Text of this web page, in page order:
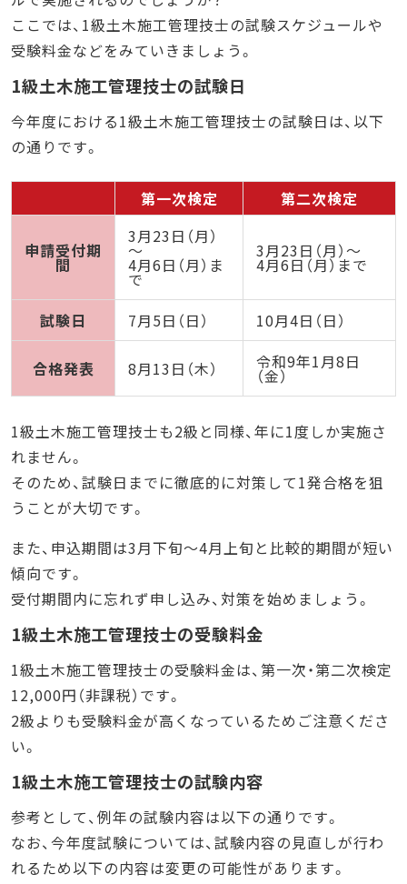
ここでは、1級土木施工管理技士の試験スケジュールや
受験料金などをみていきましょう。
1級土木施工管理技士の試験日
今年度における1級土木施工管理技士の試験日は、以下
の通りです。
第一次検定 第二次検定
申請受付期
間
3月23日（月）
～
4月6日（月）ま
で
3月23日（月）～
4月6日（月）まで
試験日 7月5日（日） 10月4日（日）
合格発表 8月13日（木） 令和9年1月8日
（金）
1級土木施工管理技士も2級と同様、年に1度しか実施さ
れません。
そのため、試験日までに徹底的に対策して1発合格を狙
うことが大切です。
また、申込期間は3月下旬〜4月上旬と比較的期間が短い
傾向です。
受付期間内に忘れず申し込み、対策を始めましょう。
1級土木施工管理技士の受験料金
1級土木施工管理技士の受験料金は、第一次・第二次検定
12,000円（非課税）です。
2級よりも受験料金が高くなっているためご注意くださ
い。
1級土木施工管理技士の試験内容
参考として、例年の試験内容は以下の通りです。
なお、今年度試験については、試験内容の見直しが行わ
れるため以下の内容は変更の可能性があります。